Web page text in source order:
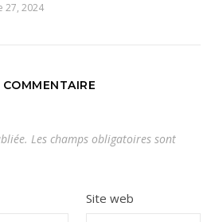
27, 2024
Les champs obligatoires sont
Site web